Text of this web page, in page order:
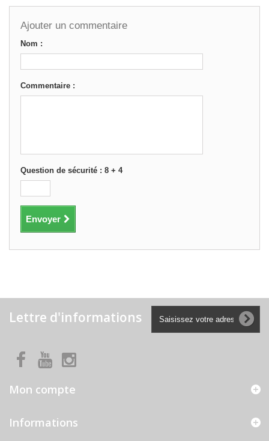
Ajouter un commentaire
Nom :
Commentaire :
Question de sécurité : 8 + 4
Envoyer
Lettre d'informations
Mon compte
Informations